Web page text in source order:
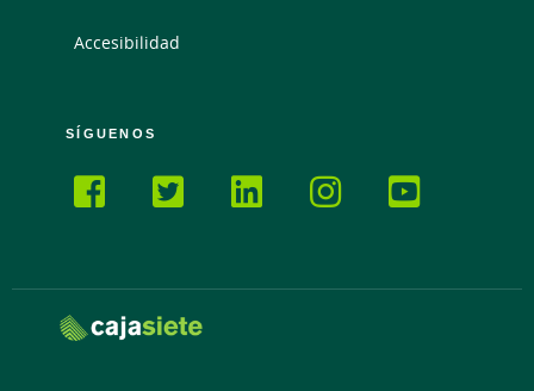
Accesibilidad
SÍGUENOS